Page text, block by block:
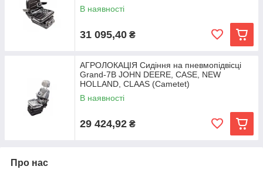
В наявності
31 095,40 ₴
АГРОЛОКАЦІЯ Сидіння на пневмопідвісці
Grand-7В JOHN DEERE, CASE, NEW
HOLLAND, CLAAS (Cametet)
В наявності
29 424,92 ₴
Про нас